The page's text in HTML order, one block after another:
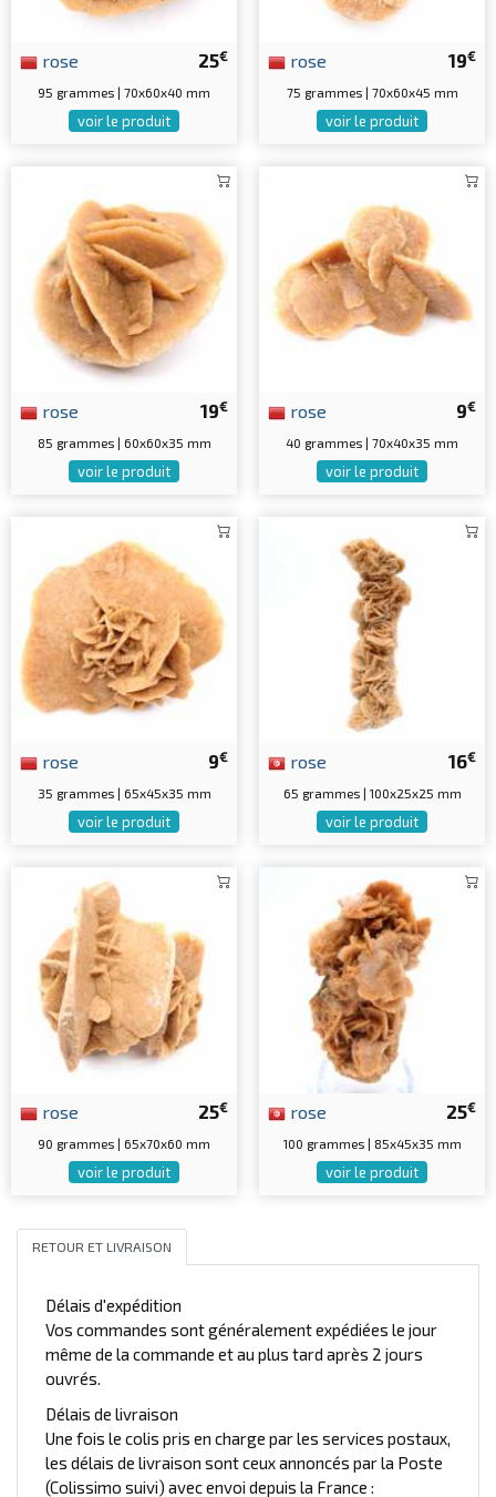
25€
rose
95 grammes | 70x60x40 mm
voir le produit
19€
rose
75 grammes | 70x60x45 mm
voir le produit
19€
rose
85 grammes | 60x60x35 mm
voir le produit
9€
rose
40 grammes | 70x40x35 mm
voir le produit
9€
rose
35 grammes | 65x45x35 mm
voir le produit
16€
rose
65 grammes | 100x25x25 mm
voir le produit
25€
rose
90 grammes | 65x70x60 mm
voir le produit
25€
rose
100 grammes | 85x45x35 mm
voir le produit
RETOUR ET LIVRAISON
Délais d'expédition
Vos commandes sont généralement expédiées le jour
même de la commande et au plus tard après 2 jours
ouvrés.
Délais de livraison
Une fois le colis pris en charge par les services postaux,
les délais de livraison sont ceux annoncés par la Poste
(Colissimo suivi) avec envoi depuis la France :